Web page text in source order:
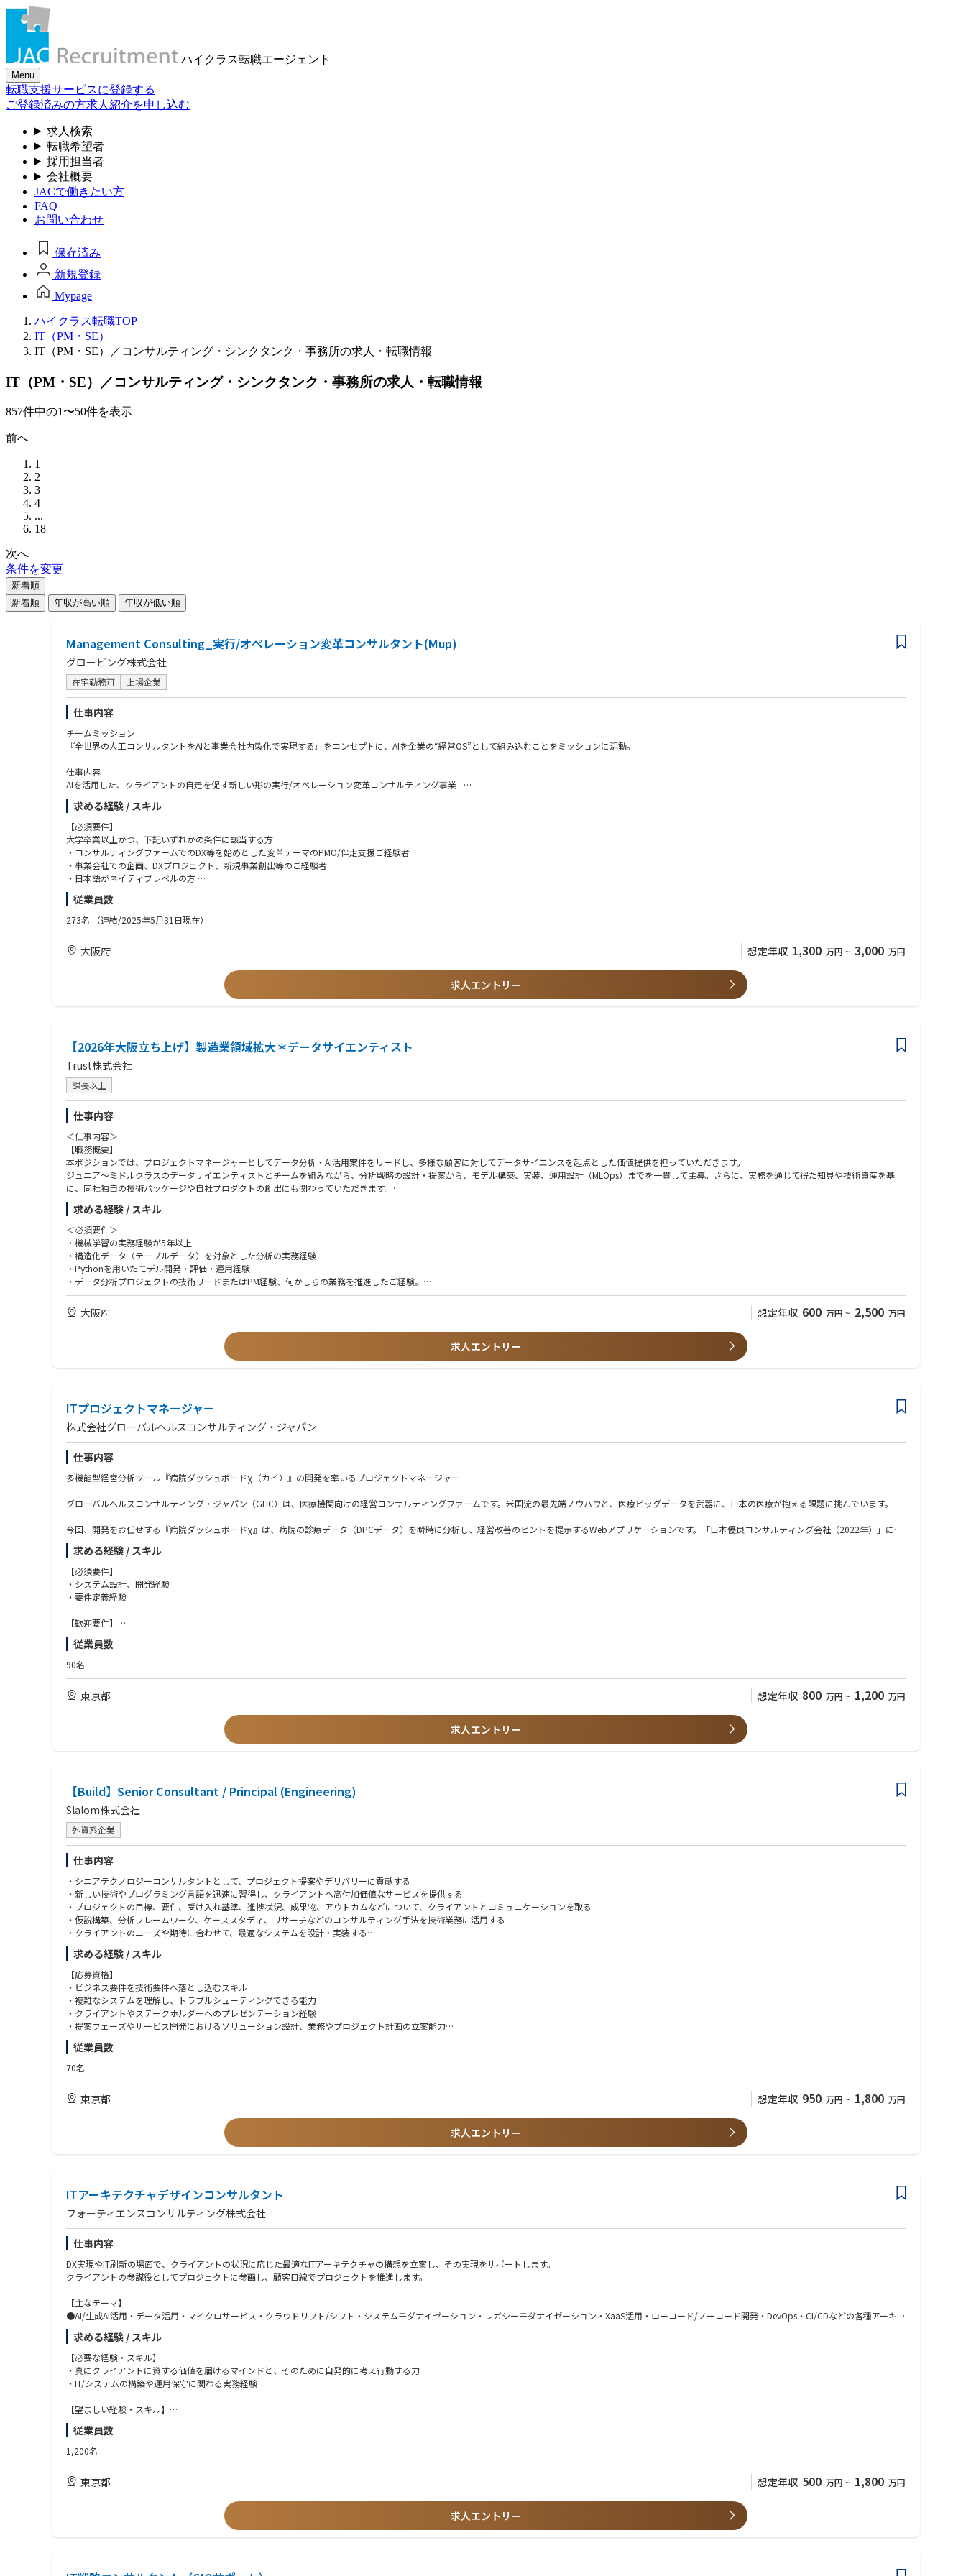
ハイクラス転職エージェント
Menu
転職支援サービスに登録する
ご登録済みの方求人紹介を申し込む
求人検索
転職希望者
採用担当者
会社概要
JACで働きたい方
FAQ
お問い合わせ
保存済み
新規登録
Mypage
ハイクラス転職TOP
IT（PM・SE）
IT（PM・SE）／コンサルティング・シンクタンク・事務所の求人・転職情報
IT（PM・SE）／コンサルティング・シンクタンク・事務所の求人・転職情報
857件中の1〜50件を表示
前へ
1
2
3
4
...
18
次へ
条件を変更
新着順
新着順
年収が高い順 年収が低い順
Management Consulting_実行/オペレーション変革コンサルタント(Mup)
グロービング株式会社
在宅勤務可 上場企業
仕事内容
チームミッション
『全世界の人工コンサルタントをAIと事業会社内製化で実現する』をコンセプトに、AIを企業の“経営OS”として組み込むことをミッションに活動。
仕事内容
AIを活用した、クライアントの自走を促す新しい形の実行/オペレーション変革コンサルティング事業
Management Consultingでは、従来の“伴走支援”とは異なり、クライアントの自走を志向したサポートを実施し、価値を創出することを目指します。
現在コンサルティング業界では“コンサルティング”と銘打ちながらも、クライアントの業務代替や管理業務に終始し、本当に価値がある支援となっているか・クライアントを依存させていないか疑問に思われるような
支援スタイルが増えつつあります。
我々の実行支援は、あくまでクライアントの自走化を目的とし、AIの活用による業務の効率化・高度化や採用支援といった、従来では踏み込まなかった領域までの支援による、新しい実行/オペレーション変革コンサル
ティングを実施しています。
チームとしても 「たのしいコンサル 」をキーワードに、働きやすく成長も両立できる仕組みを整えています。
→実行支援＋AI化で、自身が作り上げた仕組みを“アセット”として残すことで得られる価値貢 献と、今後必須になる“AIの業務適応”スキル獲得
・「純粋にクライアントに向き合いたいのに売上・稼働へのプレッシャーがノイズ…」
→営業とコンサル機能を分離したチーミングにより、プロジェクトにフォーカス
→待遇を維持/向上させつつ、AI・変革ノウハウを身に着け、今後の強みを獲得
求める経験 / スキル
【必須要件】
大学卒業以上かつ、下記いずれかの条件に該当する方
・コンサルティングファームでのDX等を始めとした変革テーマのPMO/伴走支援ご経験者
・事業会社での企画、DXプロジェクト、新規事業創出等のご経験者
・日本語がネイティブレベルの方
【求める人物像】
・今よりもう一段スキルアップや達成感を味わいたい方
・事業やクライアントの業界に愛着や愛情を持っている方
・知的好奇心・知的タフネスがあり、自ら積極的に物事を推進/自己研鑽できる方
従業員数
273名 （連結/2025年5月31日現在）
大阪府 想定年収 1,300 万円 ~ 3,000 万円
求人エントリー
【2026年大阪立ち上げ】製造業領域拡大＊データサイエンティスト
Trust株式会社
課長以上
仕事内容
＜仕事内容＞
【職務概要】
本ポジションでは、プロジェクトマネージャーとしてデータ分析・AI活用案件をリードし、多様な顧客に対してデータサイエンスを起点とした価値提供を担っていただきます。
ジュニア〜ミドルクラスのデータサイエンティストとチームを組みながら、分析戦略の設計・提案から、モデル構築、実装、運用設計（MLOps）までを一貫して主導。さらに、実務を通じて得た知見や技術資産を基
に、同社独自の技術パッケージや自社プロダクトの創出にも関わっていただきます。
幅広い業種・領域に触れながら、分析×ビジネスを結ぶ上流工程から現場実装までを横断的に担えるポジションです。
【プロジェクト体制】
2名～6名程度でチーミング
【具体的な業務内容】
・データ分析・AIプロジェクトにおける技術リードおよびプロジェクトマネジメント
・Pythonを用いたデータ処理、特徴量エンジニアリング、評価設計の高度化・標準化
・本番運用を見据えたMLOps設計、モデルの継続的改善と運用支援
・AIコンサルタントや顧客と連携した、分析方針の策定・技術提案・要件定義
・ジュニア・ミドル層のデータサイエンティストへの技術的支援・コードレビュー・育成
・社内外で再利用可能な分析パターン・技術資産・プロダクトの企画・設計・蓄積
・AutoMLツールの評価・導入に向けた技術検証
・事務の効率化を目的とした生成AIの業務適用支援（自社プロダクトTrust GenGAを活用）
・機械学習モデル開発に向けたデータ前処理・分析支援
・データ分析基盤構想におけるモデル実装・評価フローの設計・技術検討
・グループ横断でのデータ活用に向けたモデリング実証（PoC）支援
＜TrustのAI･データ事業＞
同社の中核事業の1つであるAI・データ事業では、実際に現場で使われビジネス価値を出すための分析や開発に取り組んできた経験が豊富なメンバーが、データ活用支援（分析支援、基盤構築支援、組織作り支援、育
成支援、ガバナンス構築支援など）と自社プロダクトの開発・提供を行っております。社内にはAI・データ分析組織をゼロから立ち上げてきたメンバーや、高度なデータ分析技術を用いて大きな価値を生み出すAI・機
械学習モデルの開発を行ってきたメンバー、多数のユーザーに利用されている有名アプリケーションの中核機能の実装を担ってきたメンバーなどが多く在籍しております。なお、同社が自社開発をしている生成AIを活
用したプロダクトが評価され日本経済新聞「活躍が期待されるAIスタートアップ」に選定されました。
＜魅力ポイント＞
◤プロジェクトの魅力◢
・ビジネスインパクトの大きい分析案件に携われる
・強いコネクションと高難度な課題解決に取り組める
◤組織とカルチャー◢
・CTO自らが事業部長を兼任し、役職を超えたフラットなコミュニケーションが特徴
・全社定例・部門横断の情報共有や交流会によりオープンな連携環境
・社内イベント（スポーツ大会・屋形船・シアター会など）で活発なチーム文化
・東京大学との共同研究・輪読会、社内技術勉強会を定期開催
・全社員にChatGPTアカウントを付与し、生成AI活用を推進
・最新技術への取り組みと、自社プロダクト開発にも関与可能
◤働きやすさ◢
・ハイブリッド／リモート勤務可、休暇制度は大手企業水準
・スポーツ手当や社内交流補助など、健康・コミュニケーションの両面を支援
・社会保険完備、協会けんぽ加入、健康診断や予防接種（家族含む）も全額補助
・通勤交通費・出張・研修旅費などの各種手当、住宅・育児サポートも充実
求める経験 / スキル
＜必須要件＞
・機械学習の実務経験が5年以上
・構造化データ（テーブルデータ）を対象とした分析の実務経験
・Pythonを用いたモデル開発・評価・運用経験
・データ分析プロジェクトの技術リードまたはPM経験、何かしらの業務を推進したご経験。
・日本語による高度な業務遂行能力（日本語能力試験N1相当）
＜歓迎要件＞
・PythonやRを用いた一連のデータサイエンス業務の高度な実践経験
・Snowflake、Databricks、BigQueryなどのモダンなデータ基盤の利用経験
・MLOpsの設計・構築・運用経験（MLflow, CI/CD, モデル監視など）
＜求める人物像＞
・分析やモデル開発を通じて、事業や現場に直接的なインパクトを生み出したい方
・課題設定からモデル設計、実装・運用までを自走して完遂できる推進力のある方
・チームメンバーと積極的に協働しながら、技術的なリーダーシップを発揮できる方
・実務から得た知見を体系化し、再現性のある仕組みやプロダクトとして残していける方
大阪府 想定年収 600 万円 ~ 2,500 万円
求人エントリー
ITプロジェクトマネージャー
株式会社グローバルヘルスコンサルティング・ジャパン
仕事内容
多機能型経営分析ツール『病院ダッシュボードχ（カイ）』の開発を率いるプロジェクトマネージャー
グローバルヘルスコンサルティング・ジャパン（GHC）は、医療機関向けの経営コンサルティングファームです。米国流の最先端ノウハウと、医療ビッグデータを武器に、日本の医療が抱える課題に挑んでいます。
今回、開発をお任せする『病院ダッシュボードχ』は、病院の診療データ（DPCデータ）を瞬時に分析し、経営改善のヒントを提示するWebアプリケーションです。「日本優良コンサルティング会社（2022年）」にも
選ばれた当社のコンサルティングノウハウが凝縮されており、全国の多くの急性期病院で導入されています。
「病院ダッシュボードχ」とは
病院内の様々なデータを可視化および自動分析し、病院の状況、他病院とベンチマークした結果を提供することで、課題解決や意思決定を支援するWebアプリケーションサービスです。すでに高度急性期病院の4割に
導入実績があり、年々ニーズが高まっています。病院内の様々なデータを可視化および自動分析し、課題解決や意思決定を支援することで、より良い経営を目指す手助けをしています。
【具体的な業務内容】
・WBS/ガントチャート他ツール類を利用したプロジェクト計画の立案
・プロジェクト実行におけるスケジュール/コスト/リスク/品質管理の実践
・プロジェクト終結時における振り返り及び今後の課題洗い出し/ドキュメント化
GitHub Copilot、Cline、Amazon Q
※ 設計、実装、調査、ドキュメント作成などで積極的に活用しています
【働く魅力】
・運用・開発経験が活かせる
「リリース後に運用で苦労するシステム」を一番よく知っているのは、運用経験者です。その知見を活かし、保守性が高く、トラブルに強いアーキテクチャを自らの手で設計できます。
・技術選定の裁量権
「この機能にはこのAWSサービスを使おう」「ライブラリはこれを採用しよう」といった技術的な意思決定に関われます。新しい技術への感度が高い方が活躍できる環境です。
求める経験 / スキル
【必須要件】
・システム設計、開発経験
・要件定義経験
【歓迎要件】
・システムアーキテクチャ設計経験
・データ分析、可視化経験
・医療業界の知識
従業員数
90名
東京都 想定年収 800 万円 ~ 1,200 万円
求人エントリー
【Build】Senior Consultant / Principal (Engineering)
Slalom株式会社
外資系企業
仕事内容
・シニアテクノロジーコンサルタントとして、プロジェクト提案やデリバリーに貢献する
・新しい技術やプログラミング言語を迅速に習得し、クライアントへ高付加価値なサービスを提供する
・プロジェクトの目標、要件、受け入れ基準、進捗状況、成果物、アウトカムなどについて、クライアントとコミュニケーションを取る
・仮説構築、分析フレームワーク、ケーススタディ、リサーチなどのコンサルティング手法を技術業務に活用する
・クライアントのニーズや期待に合わせて、最適なシステムを設計・実装する
・リファレンスアーキテクチャや実績あるフレームワークを活用し、堅牢で信頼性・拡張性の高いシステムを設計する
・技術設計書やドキュメントを作成し、クライアントへのガイダンスやトレーニングを提供する
・曖昧で複雑な状況にも柔軟に対応し、ステークホルダーと協力しながら課題の明確化と解決を図る
・プロジェクトの作業範囲定義、作業分解、依存関係管理、リスク軽減などのプロジェクト計画を策定する
・カンファレンスやミートアップ、オンラインフォーラム等で会社を代表し、ネットワークの拡大、
知見の共有、個人ブランドおよび会社の市場プレゼンス向上に貢献する
Slalomは、ビジネス・テクノロジー・人間性（Humanity）の交差点で価値を創出する、次世代型のプロフェッショナルサービス企業です。
私たちは「Fiercely Human（人に徹底的に向き合う）」というアプローチを大切にし、顧客、そしてその先にいる顧客の顧客まで深く理解することで、実践的かつエンドツーエンドのソリューションを提供し、真に意
味のあるインパクトを生み出します。
700社以上のテクノロジーパートナーに支えられ、8カ国・49拠点に約12,000名のメンバーを擁するSlalomは、人と組織がより大きなビジョンを描き、より速く前進し、より良い未来を築くことを支援しています。
また、働きがいのある企業としても高く評価されており、**Fortune誌「働きがいのある会社ベスト100」**に9年連続で選出されています。
求める経験 / スキル
【応募資格】
・ビジネス要件を技術要件へ落とし込むスキル
・複雑なシステムを理解し、トラブルシューティングできる能力
・クライアントやステークホルダーへのプレゼンテーション経験
・提案フェーズやサービス開発におけるソリューション設計、業務やプロジェクト計画の立案能力
・学習意欲が高く主体的に業務に取り組める方。課題を発見し、改善案の提案や実施ができ、自己管理ができる方
・有償でのコンサルティングまたはプロフェッショナルサービスの実務経験が3年以上
・ソフトウェアインフラまたはプラットフォーム構築の実績が5年以上
・以下いずれかのモダンアプリケーション開発技術に関する実務経験
バックエンド:
┗NodeJS（TypeScript）、JVM系技術（Java/Scala/Kotlin、Spring/Jersey等）、Python（Flask等）、Go（Gorilla/mux、Gin等）
. ┗NETスタック（ASP.NET、.NET Core、C#）、Angular、React、Vueなどの各種フレームワーク
・マイクロサービスアーキテクチャの導入・運用経験
・ビジネスレベルの日本語力および会話レベルの英語力
【歓迎スキル】
・AWS、Azure、Google Cloudのうち2つ以上の主要クラウドプロバイダーでの高度な実務経験
・建設、製造、重工業、エンターテインメント、小売、金融サービスなどの業界での経験
・AI、開発者向けプラットフォーム、データプラットフォーム関連プロジェクトの実績
・Kubernetes、AKS、EKS、GKE、Docker、Helmなどのコンテナ技術の経験
・ウォーターフォールやアジャイルなど、複数のSDLC（システム開発ライフサイクル）手法の理解と、それらをもとにした業務計画の経験
・関連資格（例：AWS ソリューションアーキテクト／デベロッパー、
GCP クラウドエンジニア／アーキテクト／デベロッパー、Azure デベロッパー／ソリューションアーキテクト等）の保有
・ネイティブモバイル開発（Android、iOS）の経験
従業員数
70名
東京都 想定年収 950 万円 ~ 1,800 万円
求人エントリー
ITアーキテクチャデザインコンサルタント
フォーティエンスコンサルティング株式会社
仕事内容
DX実現やIT刷新の場面で、クライアントの状況に応じた最適なITアーキテクチャの構想を立案し、その実現をサポートします。
クライアントの参謀役としてプロジェクトに参画し、顧客目線でプロジェクトを推進します。
【主なテーマ】
●AI/生成AI活用・データ活用・マイクロサービス・クラウドリフト/シフト・システムモダナイゼーション・レガシーモダナイゼーション・XaaS活用・ローコード/ノーコード開発・DevOps・CI/CDなどの各種アーキ
テクチャ要素技術や、脱炭素・ESG・SDGsなどの環境課題/社会課題の要素を含めた、DX/IT戦略立案・IT企画立案・IT構想策定・ITロードマップ策定
●IT刷新プロジェクトにおけるPM支援/PMO運営支援
【この職種の魅力】
・幅広いITアーキテクチャ知見を獲得する機会があります
・クライアントの真の課題を見極め、解決のためのITアーキテクチャをデザインすることを通じて、クライアントに大きな価値を提供することができます
・アサイン先のプロジェクト選定の際は、本人の志向を可能な限り考慮します
・相互成長を促す知見共有活動を行っています
求める経験 / スキル
【必要な経験・スキル】
・真にクライアントに資する価値を届けるマインドと、そのために自発的に考え行動する力
・IT/システムの構築や運用保守に関わる実務経験
【望ましい経験・スキル】
＜ITアーキテクチャ知見＞
●AI/生成AI・データ活用基盤・マイクロサービスアーキテクチャ・パブリッククラウドサービス・クラウドリフト/シフト・システムモダナイゼーション・レガシーモダナイゼーション・SaaS・PaaS・IaaS・ローコー
ド/ノーコード開発・DevOps・CI/CD・アジャイル開発・エンタープライズアーキテクチャ(EA)等に関する知見
＜プロジェクト推進スキル＞
●クライアントの懐に入り、本音を引き出し、意図を汲み取る力
●複雑な状況・事象を構造化して整理し、解決までのストーリーを組み立てる力
従業員数
1,200名
東京都 想定年収 500 万円 ~ 1,800 万円
求人エントリー